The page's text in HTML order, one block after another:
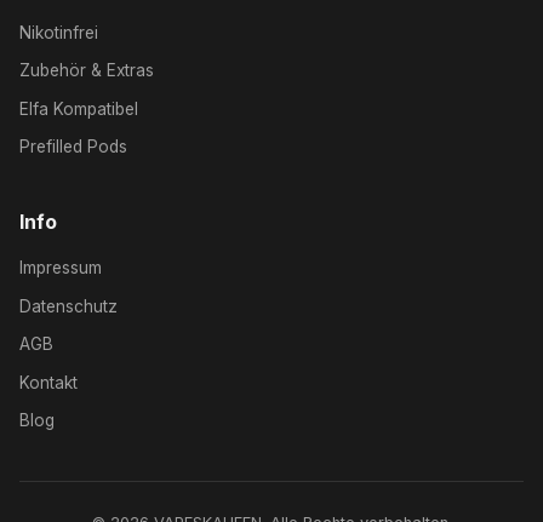
Nikotinfrei
Zubehör & Extras
Elfa Kompatibel
Prefilled Pods
Info
Impressum
Datenschutz
AGB
Kontakt
Blog